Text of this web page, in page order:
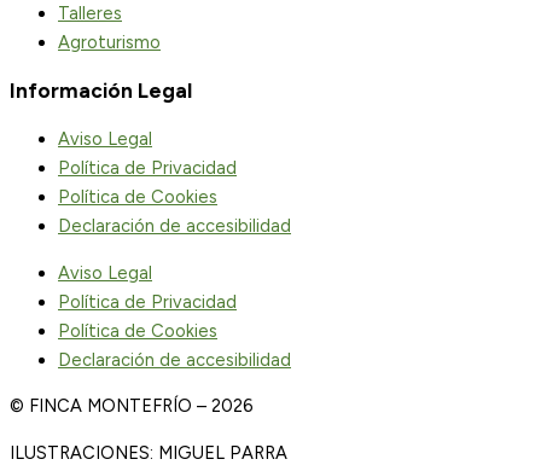
Talleres
Agroturismo
Información Legal
Aviso Legal
Política de Privacidad
Política de Cookies
Declaración de accesibilidad
Aviso Legal
Política de Privacidad
Política de Cookies
Declaración de accesibilidad
© FINCA MONTEFRÍO – 2026
ILUSTRACIONES: MIGUEL PARRA